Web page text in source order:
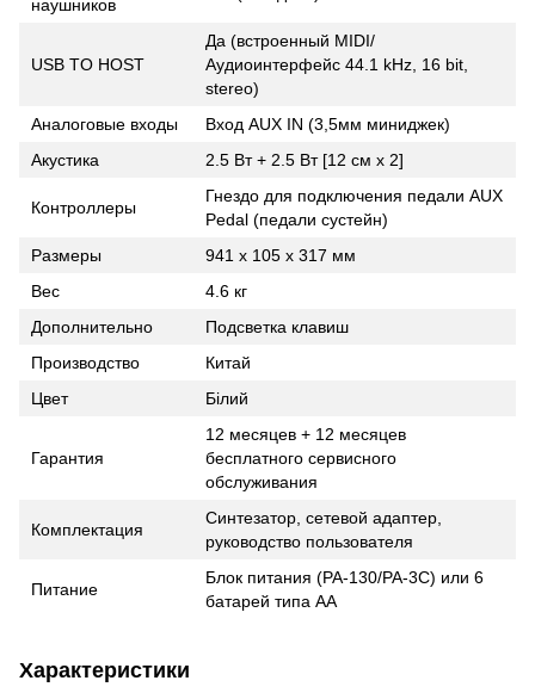
наушников
USB TO HOST
Да (встроенный MIDI/
Аудиоинтерфейс 44.1 kHz, 16 bit,
stereo)
Аналоговые входы
Вход AUX IN (3,5мм миниджек)
Акустика
2.5 Вт + 2.5 Вт [12 см x 2]
Контроллеры
Гнездо для подключения педали AUX
Pedal (педали сустейн)
Размеры
941 x 105 x 317 мм
Вес
4.6 кг
Дополнительно
Подсветка клавиш
Производство
Китай
Цвет
Білий
Гарантия
12 месяцев + 12 месяцев
бесплатного сервисного
обслуживания
Комплектация
Синтезатор, сетевой адаптер,
руководство пользователя
Питание
Блок питания (PA-130/PA-3C) или 6
батарей типа АА
Характеристики